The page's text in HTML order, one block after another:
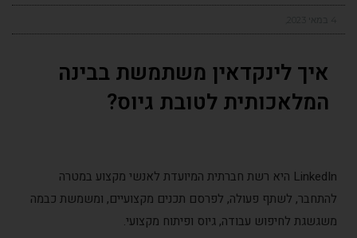
איך לינקדאין משתמשת בבינה
המלאכותית לטובת גיוס?
LinkedIn היא רשת חברתית המיועדת לאנשי מקצוע במטרה
להתחבר, לשתף פעולה, לפרסם תכנים מקצועיים, ומשמשת כבמה
משגשגת לחיפוש עבודה, גיוס ופיתוח מקצועי.